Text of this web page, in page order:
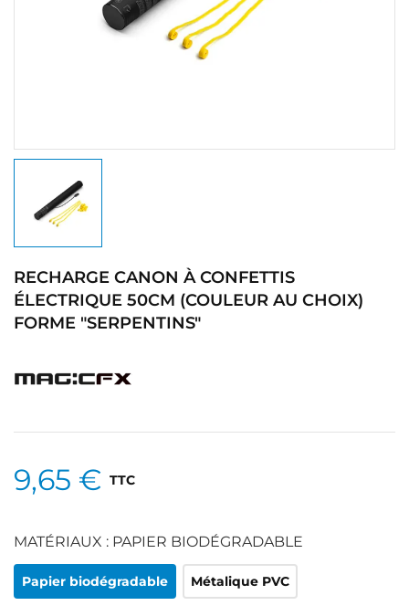
RECHARGE CANON À CONFETTIS
ÉLECTRIQUE 50CM (COULEUR AU CHOIX)
FORME "SERPENTINS"
9,65 € TTC
MATÉRIAUX : PAPIER BIODÉGRADABLE
Papier biodégradable Métalique PVC